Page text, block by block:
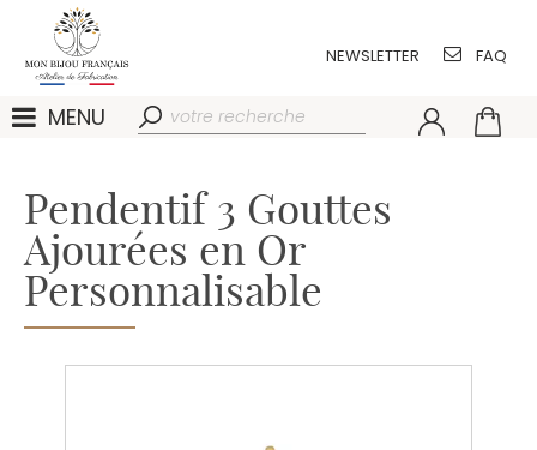
NEWSLETTER FAQ
MENU
Pendentif 3 Gouttes
Ajourées en Or
Personnalisable